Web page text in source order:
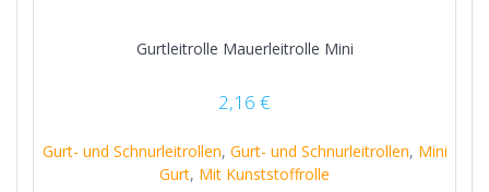
Gurtleitrolle Mauerleitrolle Mini
2,16 €
Gurt- und Schnurleitrollen, Gurt- und Schnurleitrollen, Mini
Gurt, Mit Kunststoffrolle